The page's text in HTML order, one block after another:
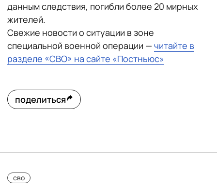
данным следствия, погибли более 20 мирных
жителей.
Свежие новости о ситуации в зоне
специальной военной операции — читайте в
разделе «СВО» на сайте «Постньюс»
поделиться
сво